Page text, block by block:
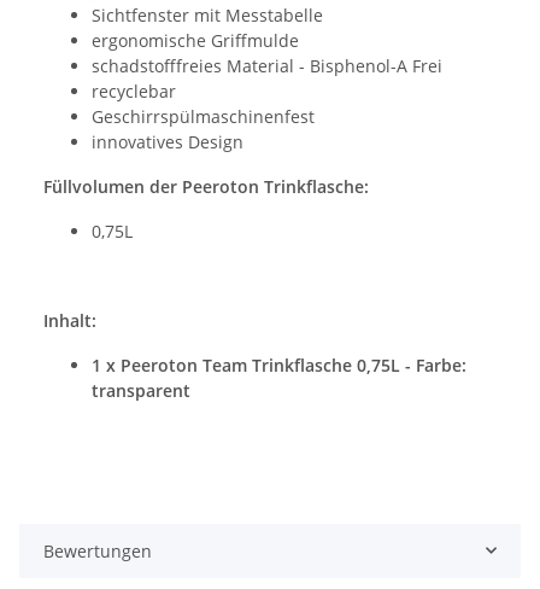
Sichtfenster mit Messtabelle
ergonomische Griffmulde
schadstofffreies Material - Bisphenol-A Frei
recyclebar
Geschirrspülmaschinenfest
innovatives Design
Füllvolumen der Peeroton Trinkflasche:
0,75L
Inhalt:
1 x Peeroton Team Trinkflasche 0,75L - Farbe:
transparent
Bewertungen